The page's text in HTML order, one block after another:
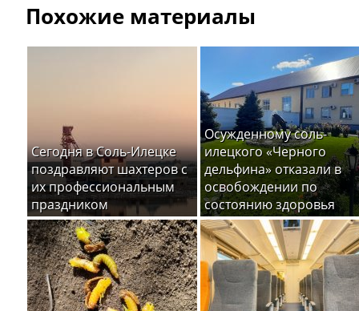
Похожие материалы
Сегодня в Соль-Илецке
поздравляют шахтеров с
их профессиональным
праздником
Осужденному соль-
илецкого «Черного
дельфина» отказали в
освобождении по
состоянию здоровья